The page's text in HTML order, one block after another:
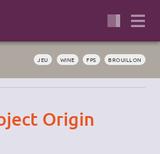
JEU WINE FPS BROUILLON
Origin